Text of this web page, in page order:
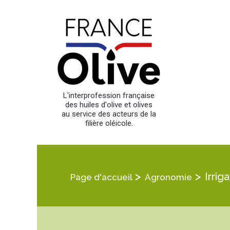
L'interprofession française
des huiles d'olive et olives
au service des acteurs de la
filière oléicole.
Page d'accueil > Agronomie >